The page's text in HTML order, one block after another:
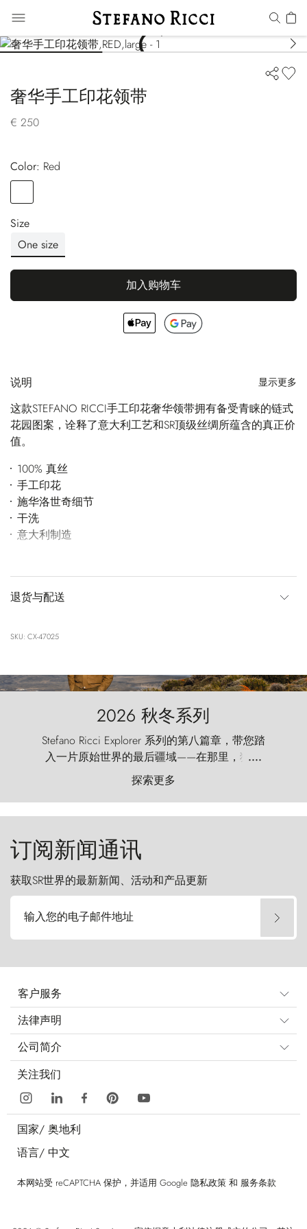
奢华手工印花领带
€ 250
Color:
red
Size
One size
加入购物车
说明 显示更多
这款STEFANO RICCI手工印花奢华领带拥有备受青睐的链式
花园图案，诠释了意大利工艺和SR顶级丝绸所蕴含的真正价
值。
100% 真丝
手工印花
施华洛世奇细节
干洗
意大利制造
退货与配送
SKU: CX-47025
2026 秋冬系列
Stefano Ricci Explorer 系列的第八篇章，带您踏
入一片原始世界的最后疆域——在那里，狂风
以远古的怒号雕琢着自然，而百内塔（Torres
del Paine）则宛如石砌的哨兵，傲然向苍穹发
起挑战。
....
探索更多
订阅新闻通讯
获取SR世界的最新新闻、活动和产品更新
输入您的电子邮件地址
客户服务
法律声明
公司简介
关注我们
国家/ 奥地利
语言/ 中文
本网站受 reCAPTCHA 保护，并适用 Google 隐私政策 和 服务条款